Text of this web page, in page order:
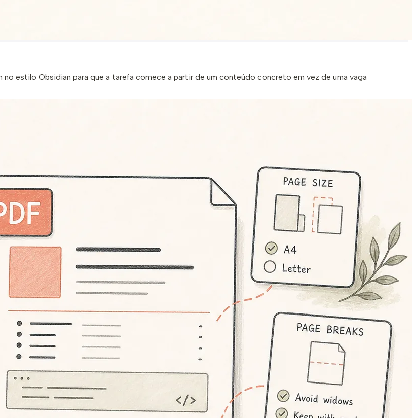
estilo Obsidian para que a tarefa comece a partir de um conteúdo concreto em vez de uma vaga